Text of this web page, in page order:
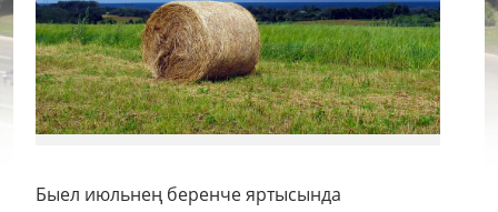
Быел июльнең беренче яртысында